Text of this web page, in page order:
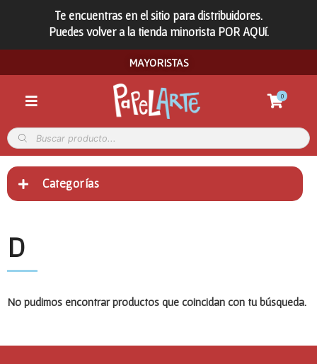
Te encuentras en el sitio para distribuidores.
Puedes volver a la tienda minorista POR AQUí.
MAYORISTAS
0
Categorías
D
No pudimos encontrar productos que coincidan con tu búsqueda.